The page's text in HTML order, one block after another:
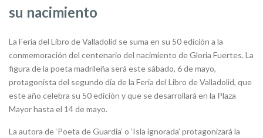
su nacimiento
La Feria del Libro de Valladolid se suma en su 50 edición a la
conmemoración del centenario del nacimiento de Gloria Fuertes. La
figura de la poeta madrileña será este sábado, 6 de mayo,
protagonista del segundo día de la Feria del Libro de Valladolid, que
este año celebra su 50 edición y que se desarrollará en la Plaza
Mayor hasta el 14 de mayo.
La autora de ‘Poeta de Guardia’ o ‘Isla ignorada’ protagonizará la